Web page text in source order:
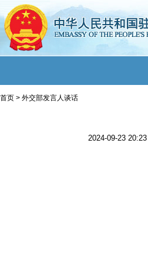
首页 > 外交部发言人谈话
2024-09-23 20:23